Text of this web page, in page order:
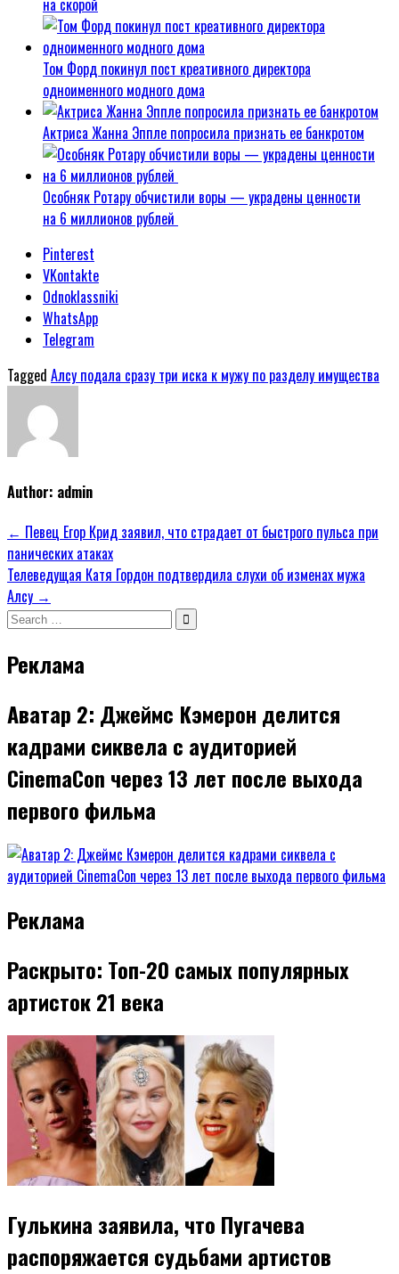
на скорой
Том Форд покинул пост креативного директора
одноименного модного дома
Актриса Жанна Эппле попросила признать ее банкротом
Особняк Ротару обчистили воры — украдены ценности
на 6 миллионов рублей
Pinterest
VKontakte
Odnoklassniki
WhatsApp
Telegram
Tagged Алсу подала сразу три иска к мужу по разделу имущества
Author: admin
Навигация
по
записям
← Певец Егор Крид заявил, что страдает от быстрого пульса при
панических атаках
Телеведущая Катя Гордон подтвердила слухи об изменах мужа
Алсу →
Search
Реклама
Аватар 2: Джеймс Кэмерон делится
кадрами сиквела с аудиторией
CinemaCon через 13 лет после выхода
первого фильма
Реклама
Раскрыто: Топ-20 самых популярных
артисток 21 века
Гулькина заявила, что Пугачева
распоряжается судьбами артистов